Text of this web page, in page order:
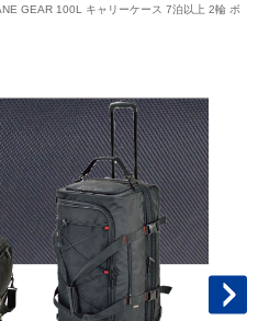
GEAR 100L キャリーケース 7泊以上 2輪 ボ